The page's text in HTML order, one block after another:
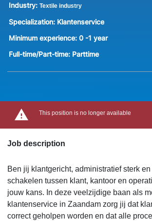
Industry: Textile industry
Specialization: Klantenservice
Minimum experience: 0 -1 year
Full-time/Part-time: Parttime
This position is no longer available
Job description
Ben jij klantgericht, administratief sterk
schakelen tussen klant, kantoor en
jouw kans. In deze veelzijdige baan als
klantenservice in Zaandam zorg jij dat
correct geholpen worden en dat alle